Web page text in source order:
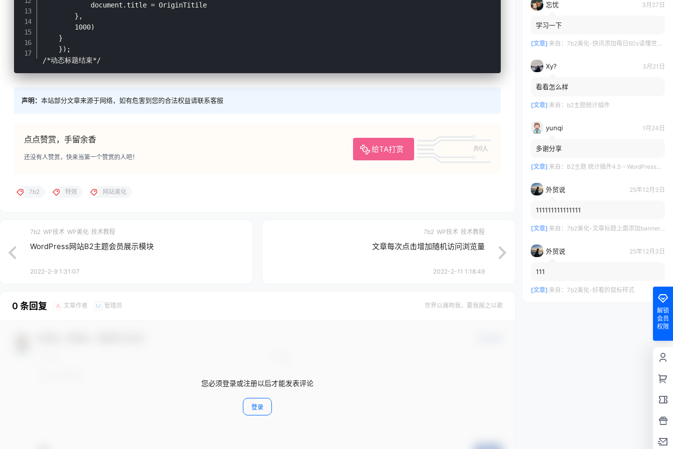
            document.title = OriginTitile
        },
        1000)
    }
    });
声明： 本站部分文章来源于网络，如有危害到您的合法权益请联系客服
点点赞赏，手留余香
给TA打赏 共0人
还没有人赞赏，快来当第一个赞赏的人吧！
7b2 特效 网站美化
7b2 WP技术 WP美化 技术教程
WordPress网站B2主题会员展示模块
2022-2-9 1:31:07
7b2 WP技术 技术教程
文章每次点击增加随机访问浏览量
2022-2-11 1:18:49
0 条回复 A 文章作者 M 管理员 世界以痛吻我，要我报之以歌
您必须登录或注册以后才能发表评论
登录
忘忧 3月27日
学习一下
[文章] 来自： 7b2美化-快讯添加每日60s读懂世界新闻-自动发布
Xy? 3月21日
看看怎么样
[文章] 来自： b2主题统计插件
yunqi 1月24日
多谢分享
[文章] 来自： B2主题 统计插件4.5 – WordPress插件
外贸说 25年12月3日
111111111111111
[文章] 来自： 7b2美化-文章标题上面添加banner随机效果
外贸说 25年12月3日
111
[文章] 来自： 7b2美化-好看的鼠标样式
解锁
会员
权限